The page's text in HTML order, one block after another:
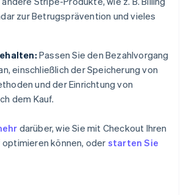
zur Betrugsprävention und vieles
Passen Sie den Bezahlvorgang
einschließlich der Speicherung von
und der Einrichtung von
dem Kauf.
darüber, wie Sie mit Checkout Ihren
können, oder starten Sie